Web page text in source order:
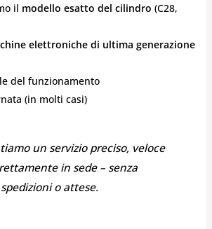
il modello esatto del cilindro (C28,
elettroniche di ultima generazione
del funzionamento
(in molti casi)
un servizio preciso, veloce
in sede – senza
o attese.